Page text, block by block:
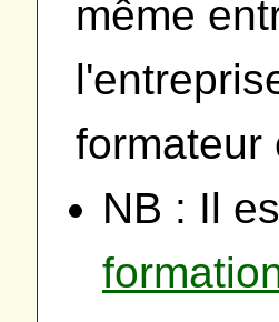
même
formateur
NB : Il